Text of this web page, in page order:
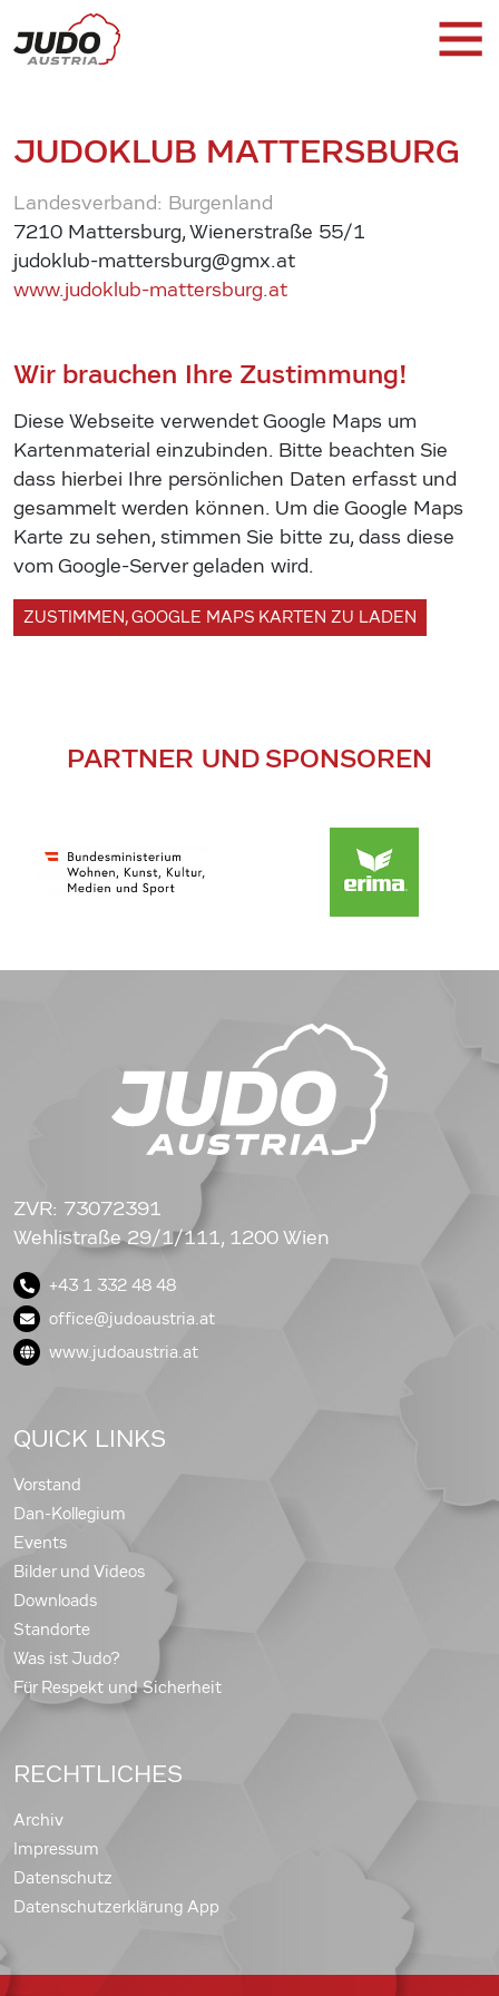
JUDOKLUB MATTERSBURG
Landesverband: Burgenland
7210 Mattersburg, Wienerstraße 55/1
judoklub-mattersburg@gmx.at
www.judoklub-mattersburg.at
Wir brauchen Ihre Zustimmung!
Diese Webseite verwendet Google Maps um
Kartenmaterial einzubinden. Bitte beachten Sie
dass hierbei Ihre persönlichen Daten erfasst und
gesammelt werden können. Um die Google Maps
Karte zu sehen, stimmen Sie bitte zu, dass diese
vom Google-Server geladen wird.
ZUSTIMMEN, GOOGLE MAPS KARTEN ZU LADEN
PARTNER UND SPONSOREN
ZVR: 73072391
Wehlistraße 29/1/111, 1200 Wien
+43 1 332 48 48
office@judoaustria.at
www.judoaustria.at
QUICK LINKS
Vorstand
Dan-Kollegium
Events
Bilder und Videos
Downloads
Standorte
Was ist Judo?
Für Respekt und Sicherheit
RECHTLICHES
Archiv
Impressum
Datenschutz
Datenschutzerklärung App